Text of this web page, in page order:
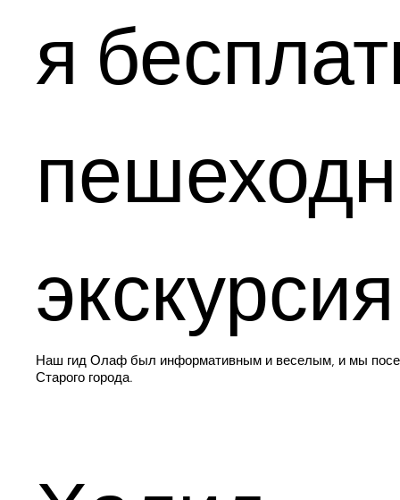
Наш гид Олаф был информативным и веселым, и мы
Старого города.
я
экскурсия